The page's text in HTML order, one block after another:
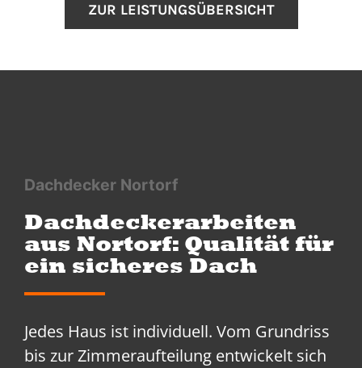
ZUR LEISTUNGSÜBERSICHT
Dachdecker Nortorf
Dachdeckerarbeiten
aus Nortorf: Qualität für
ein sicheres Dach
Jedes Haus ist individuell. Vom Grundriss
bis zur Zimmeraufteilung entwickelt sich